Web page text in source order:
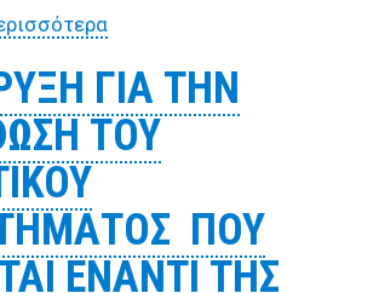
για
ΤΗΝ ΕΚΜΙΣΘΩΣΗ ΔΥΟ (2)
ΔΗΜΟΤΙΚΩΝ
ΣΤΗ ΘΕΣΗ «ΑΛΩΝΙΑ» Δ.Ε.
ΓΙΑ ΤΗΝ
ΤΟΥ
ΠΟΥ
ΕΝΑΝΤΙ ΤΗΣ